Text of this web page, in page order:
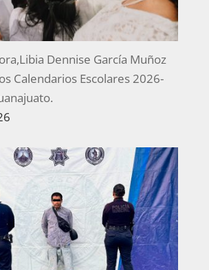
Dennise García Muñoz
Calendarios Escolares 2026-